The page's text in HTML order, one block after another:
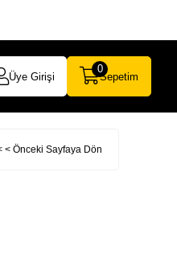
Üye Girişi Sepetim
0
< Önceki Sayfaya Dön